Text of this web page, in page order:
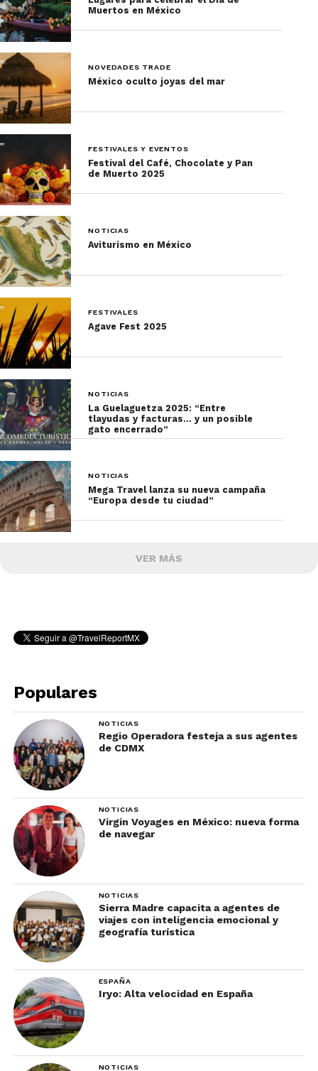
Muertos en México
NOVEDADES TRADE
México oculto joyas del mar
FESTIVALES Y EVENTOS
Festival del Café, Chocolate y Pan
de Muerto 2025
NOTICIAS
Aviturismo en México
FESTIVALES
Agave Fest 2025
NOTICIAS
La Guelaguetza 2025: “Entre
tlayudas y facturas… y un posible
gato encerrado”
NOTICIAS
Mega Travel lanza su nueva campaña
“Europa desde tu ciudad”
VER MÁS
Populares
NOTICIAS
Regio Operadora festeja a sus agentes
de CDMX
NOTICIAS
Virgin Voyages en México: nueva forma
de navegar
NOTICIAS
Sierra Madre capacita a agentes de
viajes con inteligencia emocional y
geografía turística
ESPAÑA
Iryo: Alta velocidad en España
NOTICIAS